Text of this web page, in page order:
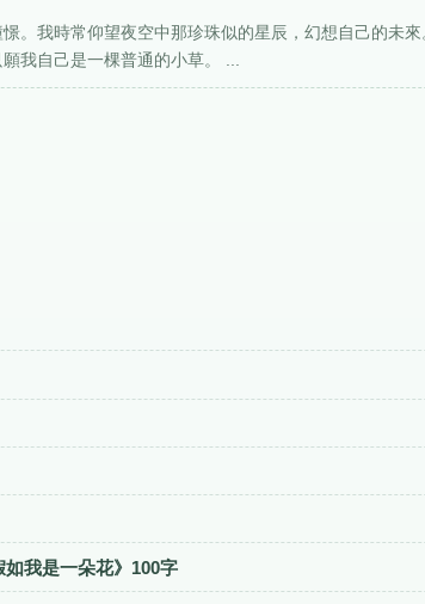
。我時常仰望夜空中那珍珠似的星辰，幻想自己的未
我自己是一棵普通的小草。 ...
我是一朵花》100字